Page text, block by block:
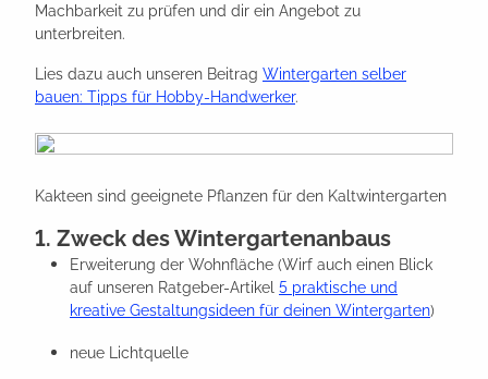
Machbarkeit zu prüfen und dir ein Angebot zu
unterbreiten.
Lies dazu auch unseren Beitrag Wintergarten selber
bauen: Tipps für Hobby-Handwerker.
Kakteen sind geeignete Pflanzen für den Kaltwintergarten
1. Zweck des Wintergartenanbaus
Erweiterung der Wohnfläche (Wirf auch einen Blick
auf unseren Ratgeber-Artikel 5 praktische und
kreative Gestaltungsideen für deinen Wintergarten)
neue Lichtquelle